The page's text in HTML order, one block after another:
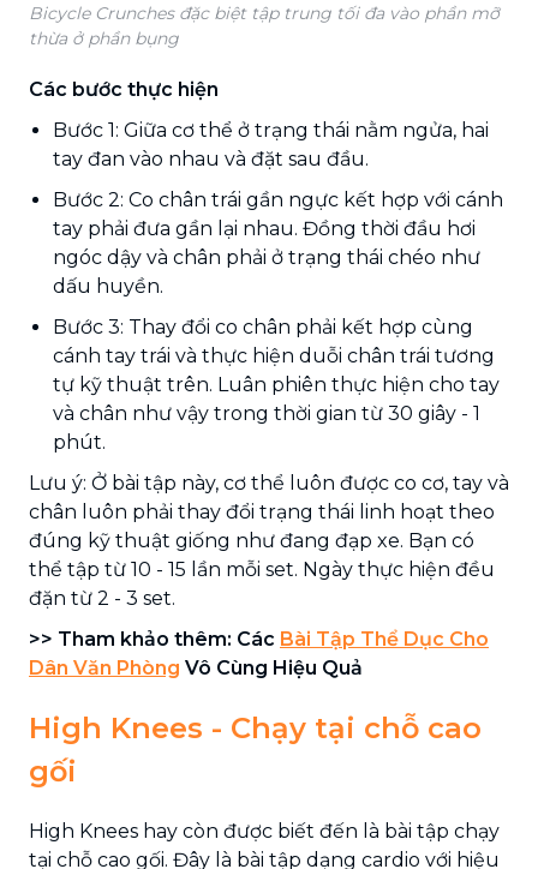
Bicycle Crunches đặc biệt tập trung tối đa vào phần mỡ
thừa ở phần bụng
Các bước thực hiện
Bước 1: Giữa cơ thể ở trạng thái nằm ngửa, hai
tay đan vào nhau và đặt sau đầu.
Bước 2: Co chân trái gần ngực kết hợp với cánh
tay phải đưa gần lại nhau. Đồng thời đầu hơi
ngóc dậy và chân phải ở trạng thái chéo như
dấu huyền.
Bước 3: Thay đổi co chân phải kết hợp cùng
cánh tay trái và thực hiện duỗi chân trái tương
tự kỹ thuật trên. Luân phiên thực hiện cho tay
và chân như vậy trong thời gian từ 30 giây - 1
phút.
Lưu ý: Ở bài tập này, cơ thể luôn được co cơ, tay và
chân luôn phải thay đổi trạng thái linh hoạt theo
đúng kỹ thuật giống như đang đạp xe. Bạn có
thể tập từ 10 - 15 lần mỗi set. Ngày thực hiện đều
đặn từ 2 - 3 set.
>> Tham khảo thêm: Các Bài Tập Thể Dục Cho
Dân Văn Phòng Vô Cùng Hiệu Quả
High Knees - Chạy tại chỗ cao
gối
High Knees hay còn được biết đến là bài tập chạy
tại chỗ cao gối. Đây là bài tập dạng cardio với hiệu